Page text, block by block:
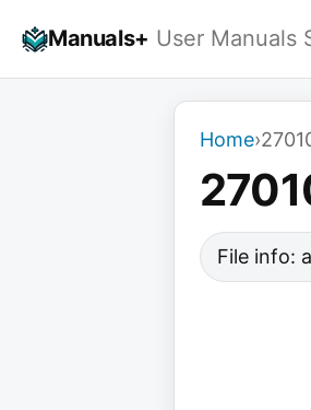
Manuals+ User Manuals
Home›
File info: